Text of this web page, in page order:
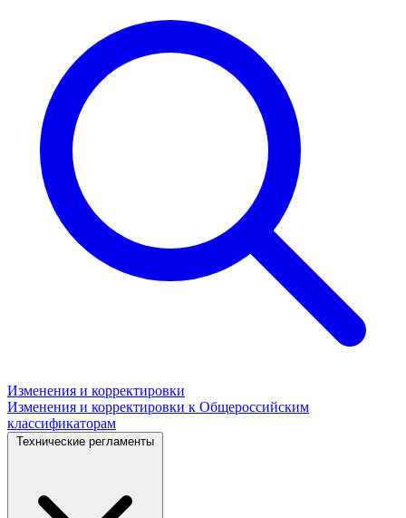
Изменения и корректировки
Изменения и корректировки к Общероссийским
классификаторам
Технические регламенты